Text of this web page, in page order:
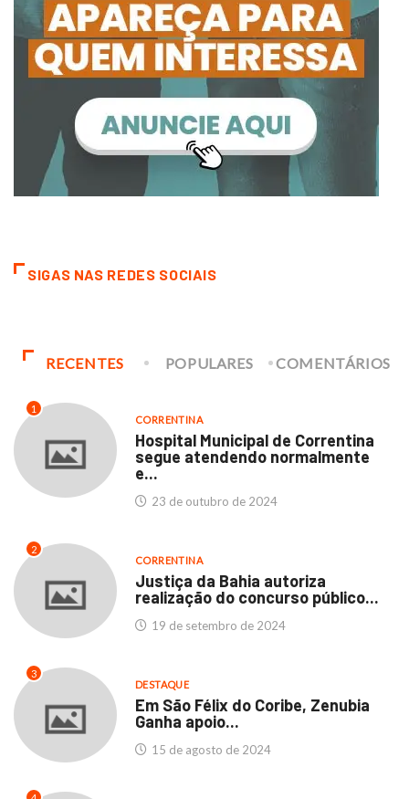
SIGAS NAS REDES SOCIAIS
RECENTES POPULARES COMENTÁRIOS
1
CORRENTINA
Hospital Municipal de Correntina
segue atendendo normalmente
e...
23 de outubro de 2024
2
CORRENTINA
Justiça da Bahia autoriza
realização do concurso público...
19 de setembro de 2024
3
DESTAQUE
Em São Félix do Coribe, Zenubia
Ganha apoio...
15 de agosto de 2024